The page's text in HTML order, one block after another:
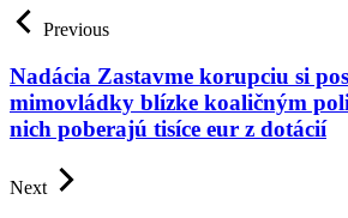
Previous
Nadácia Zastavme korupciu si
mimovládky blízke koaličným
nich poberajú tisíce eur z dotácií
Next